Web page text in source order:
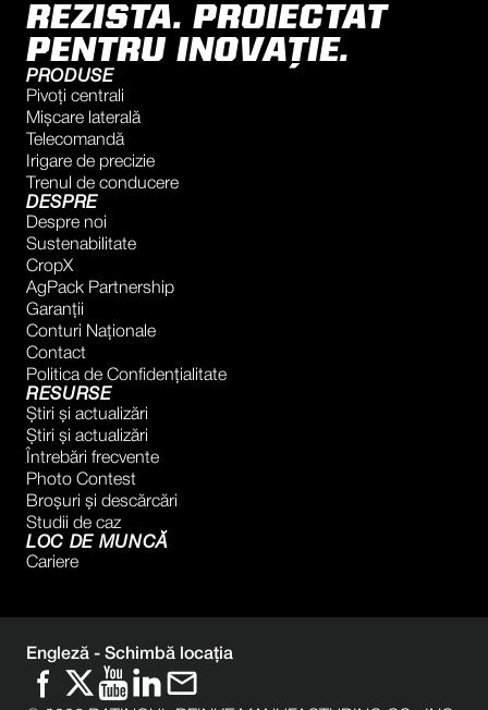
REZISTA. PROIECTAT
PENTRU INOVAȚIE.
PRODUSE
Pivoți centrali
Mișcare laterală
Telecomandă
Irigare de precizie
Trenul de conducere
DESPRE
Despre noi
Sustenabilitate
CropX
AgPack Partnership
Garanţii
Conturi Naţionale
Contact
Politica de Confidențialitate
RESURSE
Știri și actualizări
Știri și actualizări
Întrebări frecvente
Photo Contest
Broșuri și descărcări
Studii de caz
LOC DE MUNCĂ
Cariere
Engleză - Schimbă locația